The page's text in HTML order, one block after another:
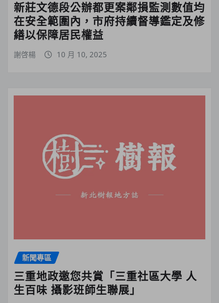
新莊文德段公辦都更案鄰損監測數值均
在安全範圍內，市府持續督導鑑定及修
繕以保障居民權益
謝啓楊 10 月 10, 2025
新聞專區
三重地政邀您共賞「三重社區大學 人
生百味 攝影班師生聯展」